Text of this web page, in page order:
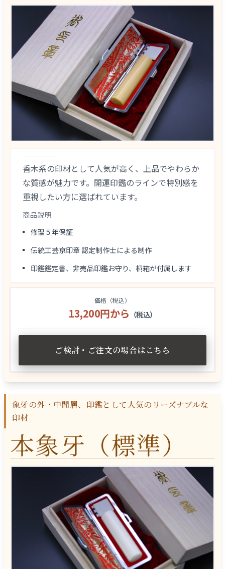
香木系の印材として人気が高く、上品でやわらか
な質感が魅力です。開運印鑑のラインで特別感を
重視したい方に選ばれています。
商品説明
修理５年保証
伝統工芸京印章 認定制作士による制作
印鑑鑑定書、非売品印鑑お守り、桐箱が付属します
価格（税込）
13,200円から （税込）
ご検討・ご注文の場合はこちら
象牙の外・中間層、印鑑として人気のリーズナブルな
印材
本象牙（標準）